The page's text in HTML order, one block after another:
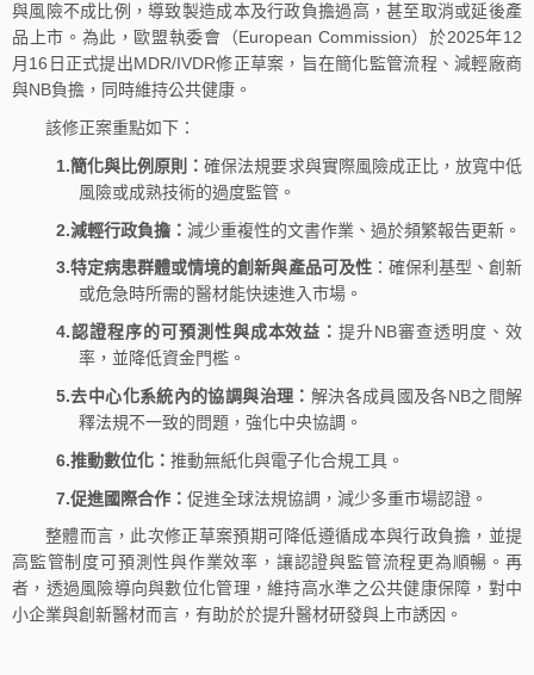
與風險不成比例，導致製造成本及行政負擔過高，甚至取消或延後產
品上市。為此，歐盟執委會（European Commission）於2025年12
月16日正式提出MDR/IVDR修正草案，旨在簡化監管流程、減輕廠商
與NB負擔，同時維持公共健康。
該修正案重點如下：
1.簡化與比例原則：確保法規要求與實際風險成正比，放寬中低
風險或成熟技術的過度監管。
2.減輕行政負擔： 減少重複性的文書作業、過於頻繁報告更新。
3.特定病患群體或情境的創新與產品可及性：確保利基型、創新
或危急時所需的醫材能快速進入市場。
4.認證程序的可預測性與成本效益：提升NB審查透明度、效
率，並降低資金門檻。
5.去中心化系統內的協調與治理： 解決各成員國及各NB之間解
釋法規不一致的問題，強化中央協調。
6.推動數位化： 推動無紙化與電子化合規工具。
7.促進國際合作： 促進全球法規協調，減少多重市場認證。
整體而言，此次修正草案預期可降低遵循成本與行政負擔，並提
高監管制度可預測性與作業效率，讓認證與監管流程更為順暢。再
者，透過風險導向與數位化管理，維持高水準之公共健康保障，對中
小企業與創新醫材而言，有助於於提升醫材研發與上市誘因。